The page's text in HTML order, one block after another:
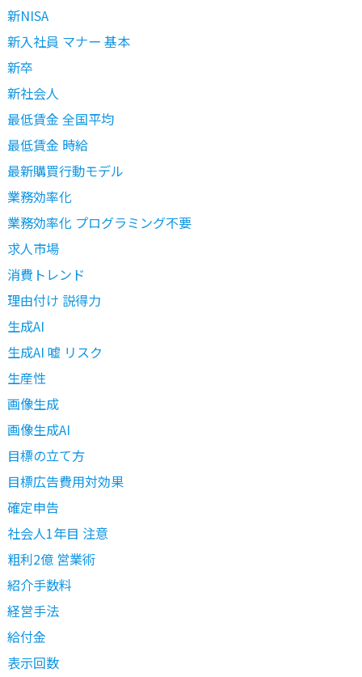
新NISA
新入社員 マナー 基本
新卒
新社会人
最低賃金 全国平均
最低賃金 時給
最新購買行動モデル
業務効率化
業務効率化 プログラミング不要
求人市場
消費トレンド
理由付け 説得力
生成AI
生成AI 嘘 リスク
生産性
画像生成
画像生成AI
目標の立て方
目標広告費用対効果
確定申告
社会人1年目 注意
粗利2億 営業術
紹介手数料
経営手法
給付金
表示回数